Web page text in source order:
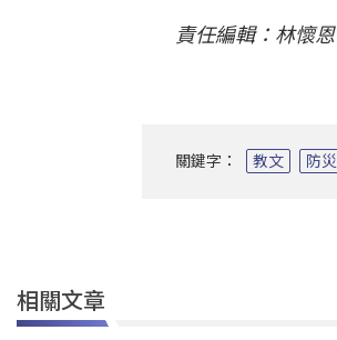
責任編輯：林懷恩
關鍵字： 教文 防災
相關文章